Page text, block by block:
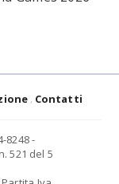
Contatti
8248 -
521 del 5